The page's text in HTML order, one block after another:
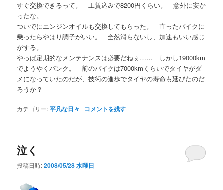
すぐ交換できるって。 工賃込みで8200円くらい。 意外に安か
ったな。
ついでにエンジンオイルも交換してもらった。 直ったバイクに
乗ったらやはり調子がいい。 全然滑らないし、加速もいい感じ
がする。
やっぱ定期的なメンテナンスは必要だねぇ…… しかし19000km
でようやくパンク。 前のバイクは7000kmくらいでタイヤがダ
メになっていたのだが、技術の進歩でタイヤの寿命も延びたのだ
ろうか？
カテゴリー:平凡な日々 | コメントを残す
泣く
投稿日時:2008/05/28 水曜日